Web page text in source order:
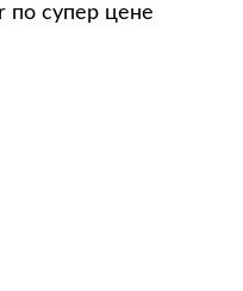
по супер цене